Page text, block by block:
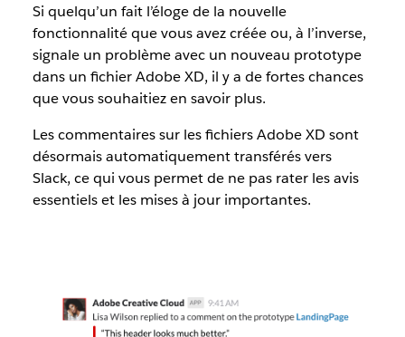
Si quelqu’un fait l’éloge de la nouvelle
fonctionnalité que vous avez créée ou, à l’inverse,
signale un problème avec un nouveau prototype
dans un fichier Adobe XD, il y a de fortes chances
que vous souhaitiez en savoir plus.
Les commentaires sur les fichiers Adobe XD sont
désormais automatiquement transférés vers
Slack, ce qui vous permet de ne pas rater les avis
essentiels et les mises à jour importantes.